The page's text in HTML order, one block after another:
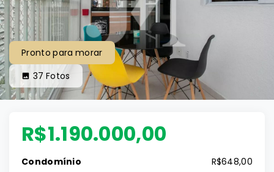
Pronto para morar
37 Fotos
R$1.190.000,00
Condomínio
R$648,00